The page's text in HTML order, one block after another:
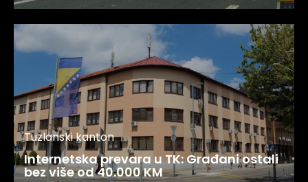
Tuzlanski kanton
Internetska prevara u TK: Građani ostali
bez više od 40.000 KM